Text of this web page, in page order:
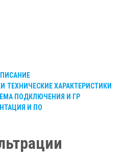
ТЕХНИЧЕСКИЕ ХАРАКТЕРИСТИКИ
ПОДКЛЮЧЕНИЯ И ГР
И ПО